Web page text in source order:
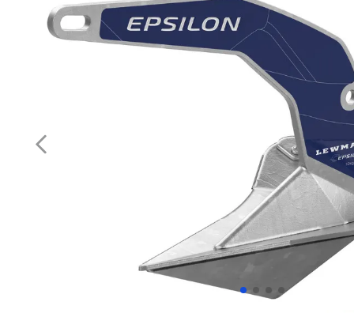
pompa apa
7
biminitop
mulineta
ancora